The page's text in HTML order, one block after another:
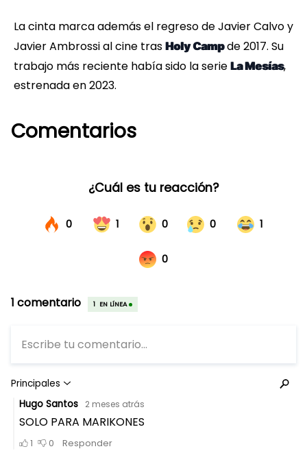
La cinta marca además el regreso de Javier Calvo y
Javier Ambrossi al cine tras Holy Campde 2017. Su
trabajo más reciente había sido la serie La Mesías,
estrenada en 2023.
Comentarios